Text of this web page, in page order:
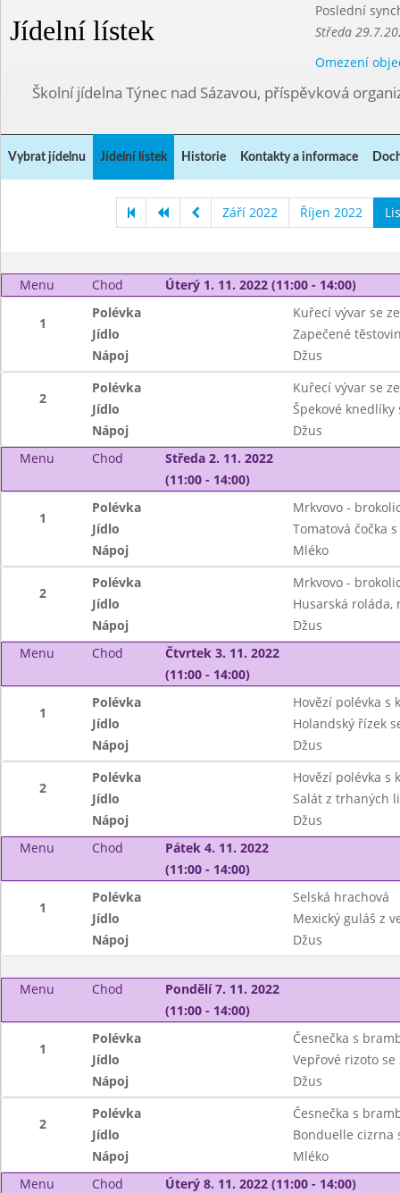
Jídelní lístek
Poslední
Středa
Omezení
Školní jídelna Týnec nad Sázavou, příspěvková
Vybrat jídelnu Jídelní lístek Historie Kontakty a informace
Září 2022 Říjen 2022
Menu Chod Úterý 1. 11. 2022 (11:00 - 14:00)
1
Polévka
Kuřecí vývar se
Jídlo
Zapečené
Nápoj
Džus
2
Polévka
Kuřecí vývar se
Jídlo
Špekové
Nápoj
Džus
Menu
Chod
Středa 2. 11. 2022
(11:00 - 14:00)
1
Polévka
Mrkvovo -
Jídlo
Tomatová čočka
Nápoj
Mléko
2
Polévka
Mrkvovo -
Jídlo
Husarská roláda,
Nápoj
Džus
Menu
Chod
Čtvrtek 3. 11. 2022
(11:00 - 14:00)
1
Polévka
Hovězí polévka s
Jídlo
Holandský řízek
Nápoj
Džus
2
Polévka
Hovězí polévka s
Jídlo
Salát z trhaných
Nápoj
Džus
Menu
Chod
Pátek 4. 11. 2022
(11:00 - 14:00)
1
Polévka
Selská hrachová
Jídlo
Mexický guláš z
Nápoj
Džus
Menu Chod
Pondělí 7. 11. 2022
(11:00 - 14:00)
1
Polévka
Česnečka s
Jídlo
Vepřové rizoto
Nápoj
Džus
2
Polévka
Česnečka s
Jídlo
Bonduelle cizrna
Nápoj
Mléko
Menu
Chod Úterý 8. 11. 2022 (11:00 - 14:00)